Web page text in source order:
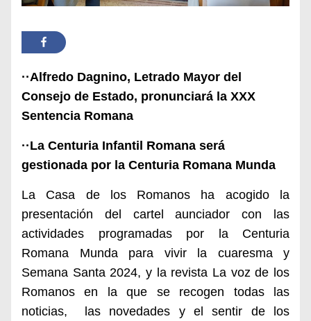
··Alfredo Dagnino, Letrado Mayor del
Consejo de Estado, pronunciará la XXX
Sentencia Romana
··La Centuria Infantil Romana será
gestionada por la Centuria Romana Munda
La Casa de los Romanos ha acogido la
presentación del cartel aunciador con las
actividades programadas por la Centuria
Romana Munda para vivir la cuaresma y
Semana Santa 2024, y la revista La voz de los
Romanos en la que se recogen todas las
noticias, las novedades y el sentir de los